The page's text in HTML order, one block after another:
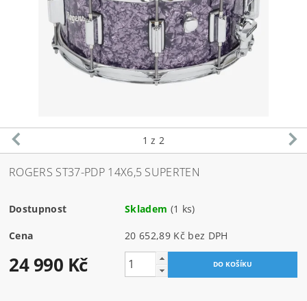
1 z 2
ROGERS ST37-PDP 14X6,5 SUPERTEN
Dostupnost Skladem (1 ks)
Cena 20 652,89 Kč bez DPH
24 990 Kč